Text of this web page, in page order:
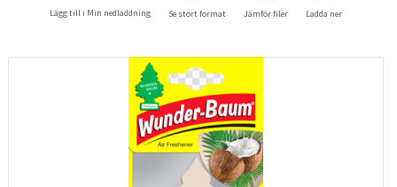
Lägg till i Min nedladdning Se stort format Jämför filer Ladda ner